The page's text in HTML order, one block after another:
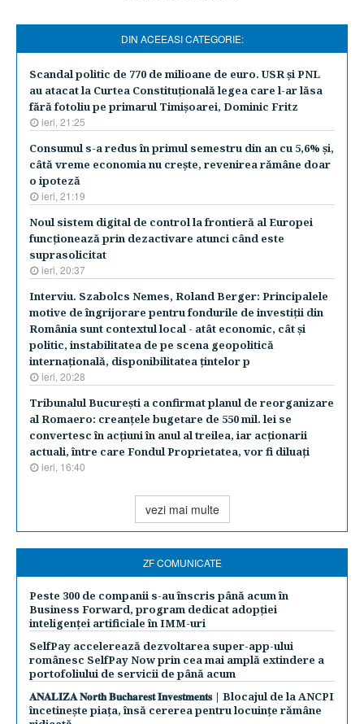
DIN ACEEASI CATEGORIE:
Scandal politic de 770 de milioane de euro. USR şi PNL
au atacat la Curtea Constituţională legea care l-ar lăsa
fără fotoliu pe primarul Timişoarei, Dominic Fritz
ieri, 21:25
Consumul s-a redus în primul semestru din an cu 5,6% şi,
câtă vreme economia nu creşte, revenirea rămâne doar
o ipoteză
ieri, 21:19
Noul sistem digital de control la frontieră al Europei
funcţionează prin dezactivare atunci când este
suprasolicitat
ieri, 20:37
Interviu. Szabolcs Nemes, Roland Berger: Principalele
motive de îngrijorare pentru fondurile de investiţii din
România sunt contextul local - atât economic, cât şi
politic, instabilitatea de pe scena geopolitică
internaţională, disponibilitatea ţintelor p
ieri, 20:28
Tribunalul Bucureşti a confirmat planul de reorganizare
al Romaero: creanţele bugetare de 550 mil. lei se
convertesc în acţiuni în anul al treilea, iar acţionarii
actuali, între care Fondul Proprietatea, vor fi diluaţi
ieri, 16:40
vezi mai multe
ZF COMUNICATE
Peste 300 de companii s-au înscris până acum în
Business Forward, program dedicat adopției
inteligenței artificiale în IMM-uri
SelfPay accelerează dezvoltarea super-app-ului
românesc SelfPay Now prin cea mai amplă extindere a
portofoliului de servicii de până acum
𝐀𝐍𝐀𝐋𝐈𝐙𝐀 𝐍𝐨𝐫𝐭𝐡 𝐁𝐮𝐜𝐡𝐚𝐫𝐞𝐬𝐭 𝐈𝐧𝐯𝐞𝐬𝐭𝐦𝐞𝐧𝐭𝐬 | Blocajul de la ANCPI
încetinește piața, însă cererea pentru locuințe rămâne